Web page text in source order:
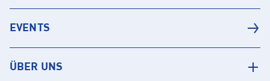
EVENTS
ÜBER UNS